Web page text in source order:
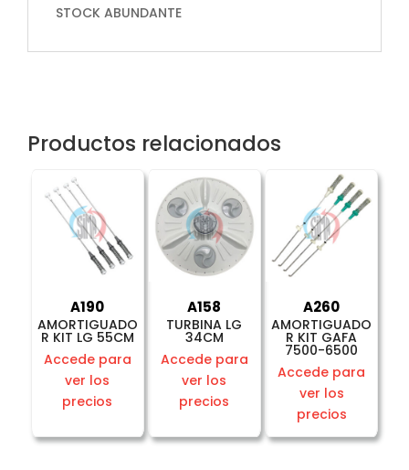
STOCK ABUNDANTE
Productos relacionados
A190
AMORTIGUADO
R KIT LG 55CM
Accede para
ver los
precios
A158
TURBINA LG
34CM
Accede para
ver los
precios
A260
AMORTIGUADO
R KIT GAFA
7500-6500
Accede para
ver los
precios